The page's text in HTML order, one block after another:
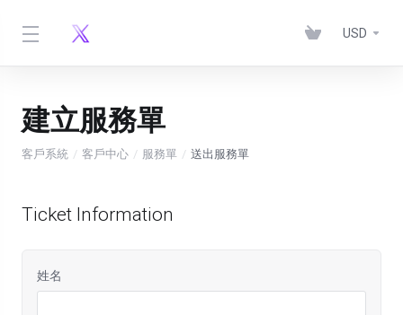
USD
建立服務單
客戶系統 客戶中心 服務單 送出服務單
Ticket Information
姓名